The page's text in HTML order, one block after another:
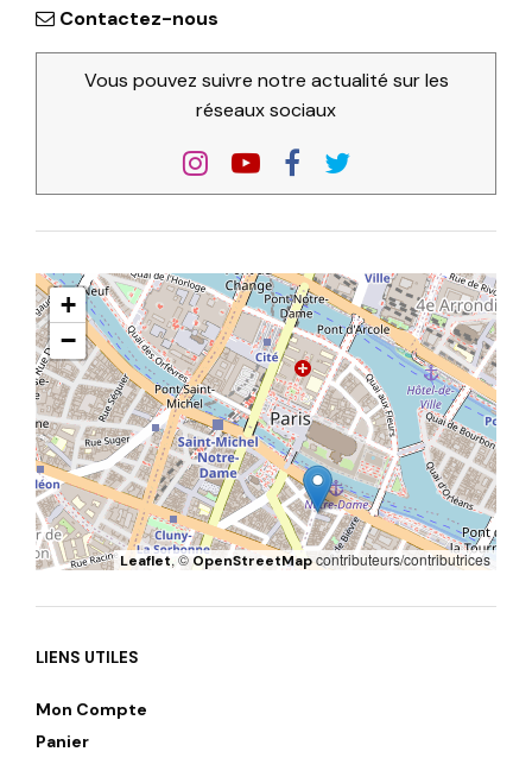
Contactez-nous
Vous pouvez suivre notre actualité sur les
réseaux sociaux
+
−
Leaflet, ©OpenStreetMapcontributeurs/contributrices
LIENS UTILES
Mon Compte
Panier